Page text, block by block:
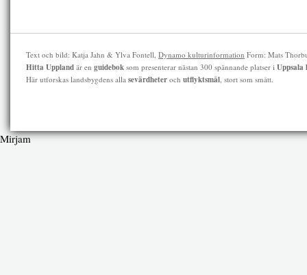
Text och bild: Katja Jahn & Ylva Fontell, Dynamo kulturinformation Form: Mats
Hitta Uppland är en guidebok som presenterar nästan 300 spännande platser i Uppsala
Här utforskas landsbygdens alla sevärdheter och utflyktsmål, stort som smått.
Mirjam